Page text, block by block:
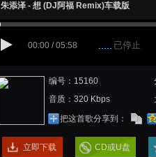
朱添泽 - 想 (DJ阿福 Remix)车载版
00:00 / 05:58 已停止
编号：15160
音质：320 Kbps
把这首歌分享到：
立即下载 CD或U盘